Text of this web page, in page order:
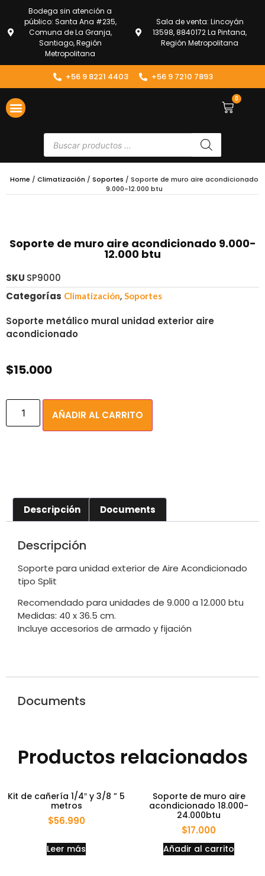
Bodega sin atención a
público: Santa Ana #235,
Comuna de La Granja,
Santiago, Región
Metropolitana
Sala de venta: Lincoyán
13598, 8840172 La Pintana,
Región Metropolitana
+56 9 8221 4403 +56 9 7210 7893
0
Home / Climatización / Soportes / Soporte de muro aire acondicionado
9.000-12.000 btu
Soporte de muro aire acondicionado 9.000-
12.000 btu
SKU SP9000
Categorías Climatización, Soportes
Soporte metálico mural unidad exterior aire
acondicionado
$15.000
AÑADIR AL CARRITO
Descripción Documents
Descripción
Soporte para unidad exterior de Aire Acondicionado
tipo Split
Recomendado para unidades de 9.000 a 12.000 btu
Medidas: 40 x 36.5 cm.
Incluye accesorios de armado y fijación
Documents
Productos relacionados
Kit de cañería 1/4″ y 3/8 ” 5
metros
$56.990
Leer más
Soporte de muro aire
acondicionado 18.000-
24.000btu
$17.000
Añadir al carrito